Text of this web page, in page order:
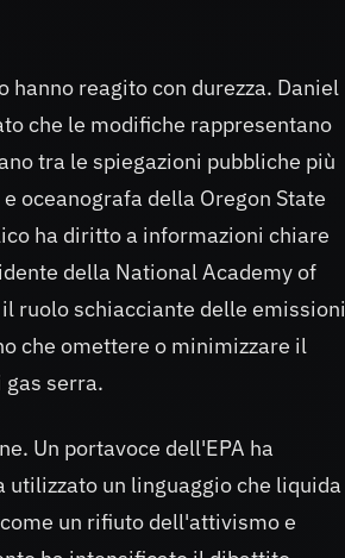
hanno reagito con durezza. Daniel
che le modifiche rappresentano
tra le spiegazioni pubbliche più
oceanografa della Oregon State
ha diritto a informazioni chiare
della National Academy of
ruolo schiacciante delle emissioni
che omettere o minimizzare il
serra.
Un portavoce dell'EPA ha
un linguaggio che liquida
un rifiuto dell'attivismo e